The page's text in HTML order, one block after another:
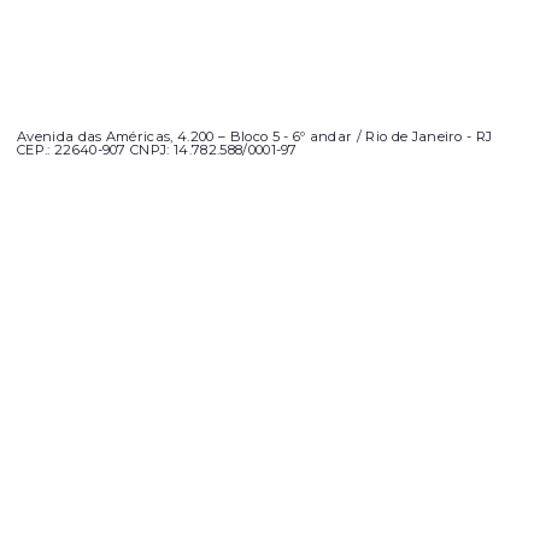
Avenida das Américas, 4.200 – Bloco 5 - 6º andar / Rio de Janeiro - RJ
CEP.: 22640-907 CNPJ: 14.782.588/0001-97